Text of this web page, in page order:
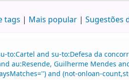
tags Mais popular Sugestões
and su-to:Defesa da
au:Resende, Guilherme Mendes
and (not-onloan-